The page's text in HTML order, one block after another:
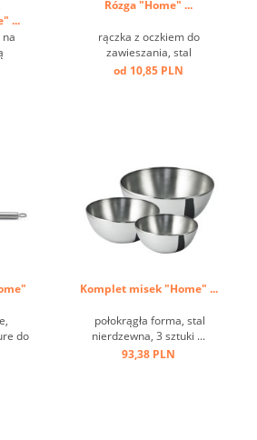
...
Rózga "Home" ...
rączka z oczkiem do
zawieszania, stal
nierdzewna ...
od 10,85 PLN
do
Komplet misek "Home" ...
połokrągła forma, stal
nierdzewna, 3 sztuki ...
93,38 PLN